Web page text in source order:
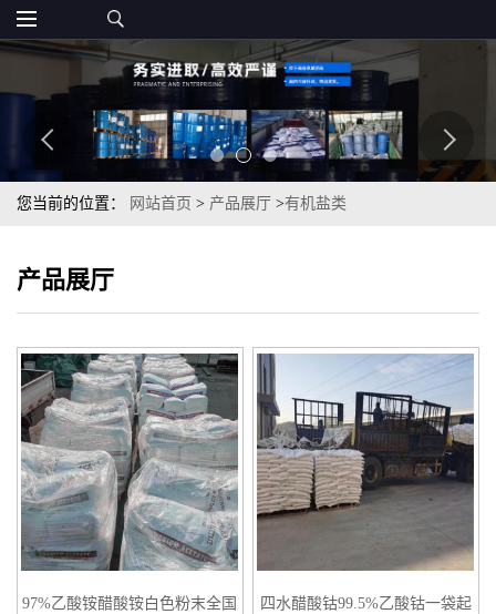
您当前的位置： 网站首页 > 产品展厅 >有机盐类
产品展厅
97%乙酸铵醋酸铵白色粉末全国
四水醋酸钴99.5%乙酸钴一袋起